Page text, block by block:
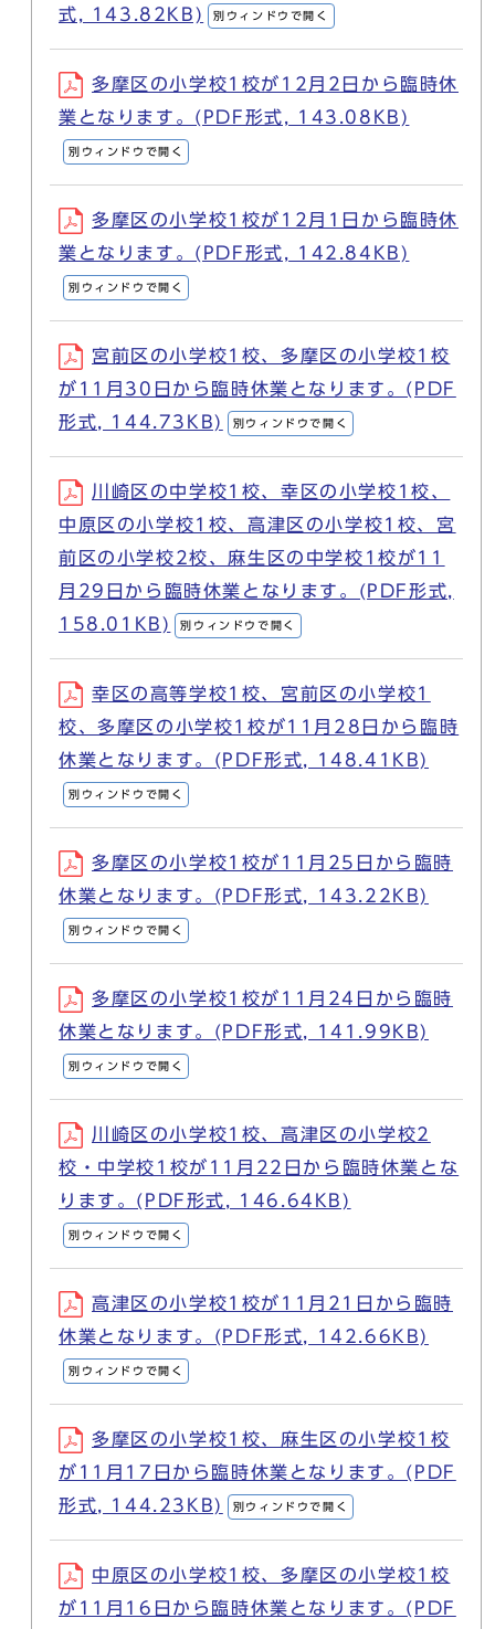
式, 143.82KB) 別ウィンドウで開く
多摩区の小学校1校が12月2日から臨時休
業となります。(PDF形式, 143.08KB)
別ウィンドウで開く
多摩区の小学校1校が12月1日から臨時休
業となります。(PDF形式, 142.84KB)
別ウィンドウで開く
宮前区の小学校1校、多摩区の小学校1校
が11月30日から臨時休業となります。(PDF
形式, 144.73KB)
別ウィンドウで開く
川崎区の中学校1校、幸区の小学校1校、
中原区の小学校1校、高津区の小学校1校、宮
前区の小学校2校、麻生区の中学校1校が11
月29日から臨時休業となります。(PDF形式,
158.01KB)
別ウィンドウで開く
幸区の高等学校1校、宮前区の小学校1
校、多摩区の小学校1校が11月28日から臨時
休業となります。(PDF形式, 148.41KB)
別ウィンドウで開く
多摩区の小学校1校が11月25日から臨時
休業となります。(PDF形式, 143.22KB)
別ウィンドウで開く
多摩区の小学校1校が11月24日から臨時
休業となります。(PDF形式, 141.99KB)
別ウィンドウで開く
川崎区の小学校1校、高津区の小学校2
校・中学校1校が11月22日から臨時休業とな
ります。(PDF形式, 146.64KB)
別ウィンドウで開く
高津区の小学校1校が11月21日から臨時
休業となります。(PDF形式, 142.66KB)
別ウィンドウで開く
多摩区の小学校1校、麻生区の小学校1校
が11月17日から臨時休業となります。(PDF
形式, 144.23KB)
別ウィンドウで開く
中原区の小学校1校、多摩区の小学校1校
が11月16日から臨時休業となります。(PDF